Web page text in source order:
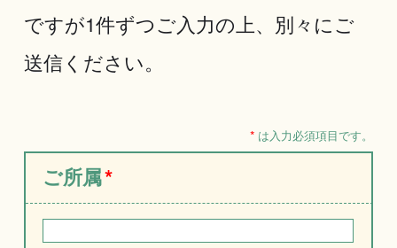
ですが1件ずつご入力の上、別々にご
送信ください。
* は入力必須項目です。
ご所属*